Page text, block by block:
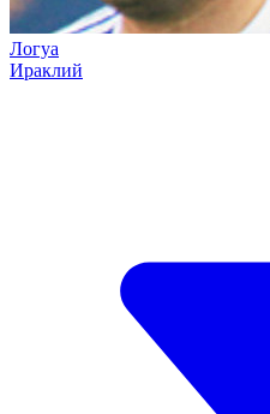
Логуа
Ираклий